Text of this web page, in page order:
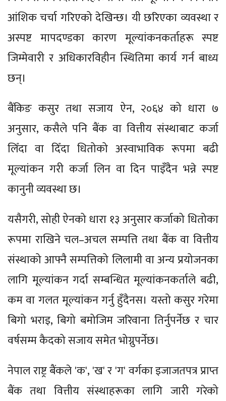
आंशिक चर्चा गरिएको देखिन्छ। यी छरिएका व्यवस्था र
अस्पष्ट मापदण्डका कारण मूल्यांकनकर्ताहरू स्पष्ट
जिम्मेवारी र अधिकारविहीन स्थितिमा कार्य गर्न बाध्य
छन्।
बैंकिङ कसुर तथा सजाय ऐन, २०६४ को धारा ७
अनुसार, कसैले पनि बैंक वा वित्तीय संस्थाबाट कर्जा
लिँदा वा दिँदा धितोको अस्वाभाविक रूपमा बढी
मूल्यांकन गरी कर्जा लिन वा दिन पाइँदैन भन्ने स्पष्ट
कानुनी व्यवस्था छ।
यसैगरी, सोही ऐनको धारा १३ अनुसार कर्जाको धितोका
रूपमा राखिने चल–अचल सम्पत्ति तथा बैंक वा वित्तीय
संस्थाको आफ्नै सम्पत्तिको लिलामी वा अन्य प्रयोजनका
लागि मूल्यांकन गर्दा सम्बन्धित मूल्यांकनकर्ताले बढी,
कम वा गलत मूल्यांकन गर्नु हुँदैनस। यस्तो कसुर गरेमा
बिगो भराइ, बिगो बमोजिम जरिवाना तिर्नुपर्नेछ र चार
वर्षसम्म कैदको सजाय समेत भोग्नुपर्नेछ।
नेपाल राष्ट्र बैंकले 'क', 'ख' र 'ग' वर्गका इजाजतपत्र प्राप्त
बैंक तथा वित्तीय संस्थाहरूका लागि जारी गरेको